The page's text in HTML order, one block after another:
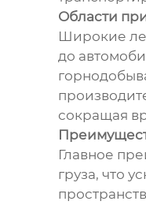
Области
Широкие
до
сокращая
Главное
груза, что